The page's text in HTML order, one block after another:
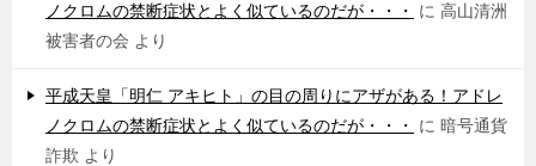
ノクロムの禁断症状とよく似ているのだが・・・
に 高山清洲
被害者の会 より
平成天皇「明仁 アキヒト」の目の周りにアザがある！アドレ
ノクロムの禁断症状とよく似ているのだが・・・
に 暗号通貨
詐欺 より